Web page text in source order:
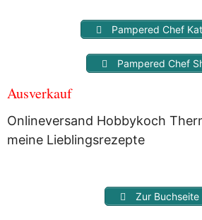
Pampered Chef
Pampered Chef
Ausverkauf
Onlineversand Hobbykoch
meine Lieblingsrezepte
Zur Buchseite